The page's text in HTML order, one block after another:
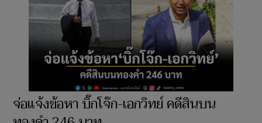
จ่อแจ้งข้อหา บิ๊กโจ๊ก-เอกวิทย์ คดีสินบน